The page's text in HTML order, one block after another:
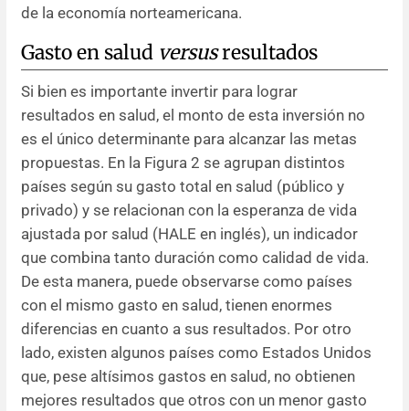
de la economía norteamericana.
Gasto en salud versusresultados
Si bien es importante invertir para lograr
resultados en salud, el monto de esta inversión no
es el único determinante para alcanzar las metas
propuestas. En la Figura 2 se agrupan distintos
países según su gasto total en salud (público y
privado) y se relacionan con la esperanza de vida
ajustada por salud (HALE en inglés), un indicador
que combina tanto duración como calidad de vida.
De esta manera, puede observarse como países
con el mismo gasto en salud, tienen enormes
diferencias en cuanto a sus resultados. Por otro
lado, existen algunos países como Estados Unidos
que, pese altísimos gastos en salud, no obtienen
mejores resultados que otros con un menor gasto